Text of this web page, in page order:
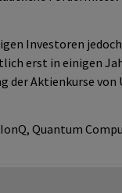
Investoren
erst in einigen
der Aktienkurse
Quantum